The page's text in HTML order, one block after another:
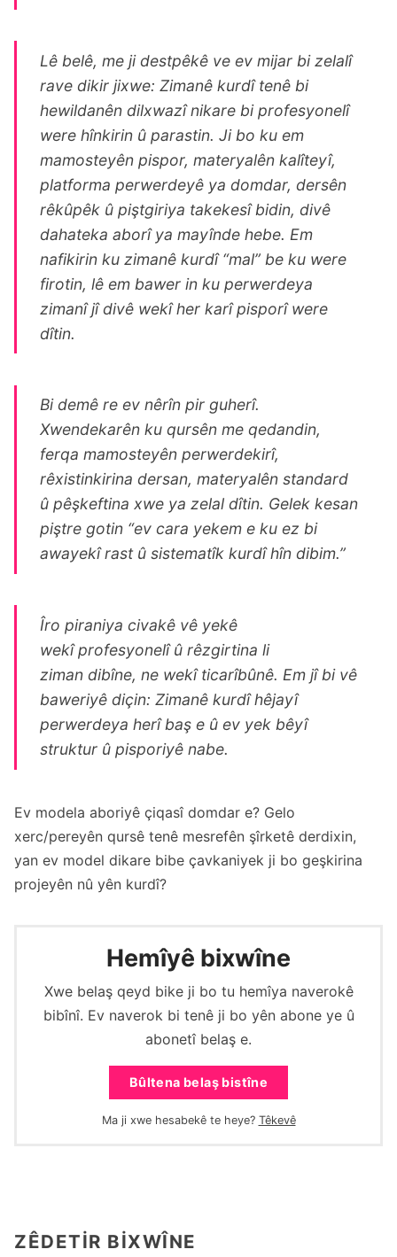
Lê belê, me ji destpêkê ve ev mijar bi zelalî
rave dikir jixwe: Zimanê kurdî tenê bi
hewildanên dilxwazî nikare bi profesyonelî
were hînkirin û parastin. Ji bo ku em
mamosteyên pispor, materyalên kalîteyî,
platforma perwerdeyê ya domdar, dersên
rêkûpêk û piştgiriya takekesî bidin, divê
dahateka aborî ya mayînde hebe. Em
nafikirin ku zimanê kurdî “mal” be ku were
firotin, lê em bawer in ku perwerdeya
zimanî jî divê wekî her karî pisporî were
dîtin.
Bi demê re ev nêrîn pir guherî.
Xwendekarên ku qursên me qedandin,
ferqa mamosteyên perwerdekirî,
rêxistinkirina dersan, materyalên standard
û pêşkeftina xwe ya zelal dîtin. Gelek kesan
piştre gotin “ev cara yekem e ku ez bi
awayekî rast û sistematîk kurdî hîn dibim.”
Îro piraniya civakê vê yekê
wekî profesyonelî û rêzgirtina li
ziman dibîne, ne wekî ticarîbûnê. Em jî bi vê
baweriyê diçin: Zimanê kurdî hêjayî
perwerdeya herî baş e û ev yek bêyî
struktur û pisporiyê nabe.
Ev modela aboriyê çiqasî domdar e? Gelo
xerc/pereyên qursê tenê mesrefên şîrketê derdixin,
yan ev model dikare bibe çavkaniyek ji bo geşkirina
projeyên nû yên kurdî?
Hemîyê bixwîne
Xwe belaş qeyd bike ji bo tu hemîya naverokê
bibînî. Ev naverok bi tenê ji bo yên abone ye û
abonetî belaş e.
Bûltena belaş bistîne
Ma ji xwe hesabekê te heye? Têkevê
ZÊDETIR BIXWÎNE